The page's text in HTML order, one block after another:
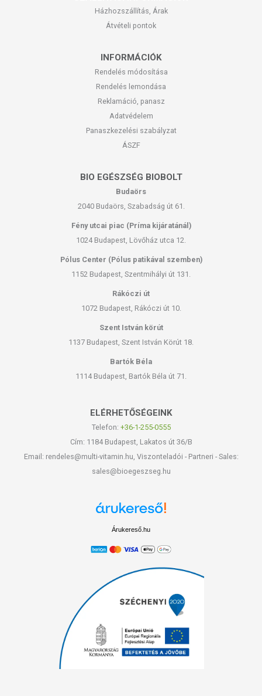
Házhozszállítás, Árak
Átvételi pontok
INFORMÁCIÓK
Rendelés módosítása
Rendelés lemondása
Reklamáció, panasz
Adatvédelem
Panaszkezelési szabályzat
ÁSZF
BIO EGÉSZSÉG BIOBOLT
Budaörs
2040 Budaörs, Szabadság út 61.
Fény utcai piac (Príma kijáratánál)
1024 Budapest, Lövőház utca 12.
Pólus Center (Pólus patikával szemben)
1152 Budapest, Szentmihályi út 131.
Rákóczi út
1072 Budapest, Rákóczi út 10.
Szent István körút
1137 Budapest, Szent István Körút 18.
Bartók Béla
1114 Budapest, Bartók Béla út 71.
ELÉRHETŐSÉGEINK
Telefon: +36-1-255-0555
Cím: 1184 Budapest, Lakatos út 36/B
Email: rendeles@multi-vitamin.hu, Viszonteladói - Partneri - Sales:
sales@bioegeszseg.hu
Árukereső.hu